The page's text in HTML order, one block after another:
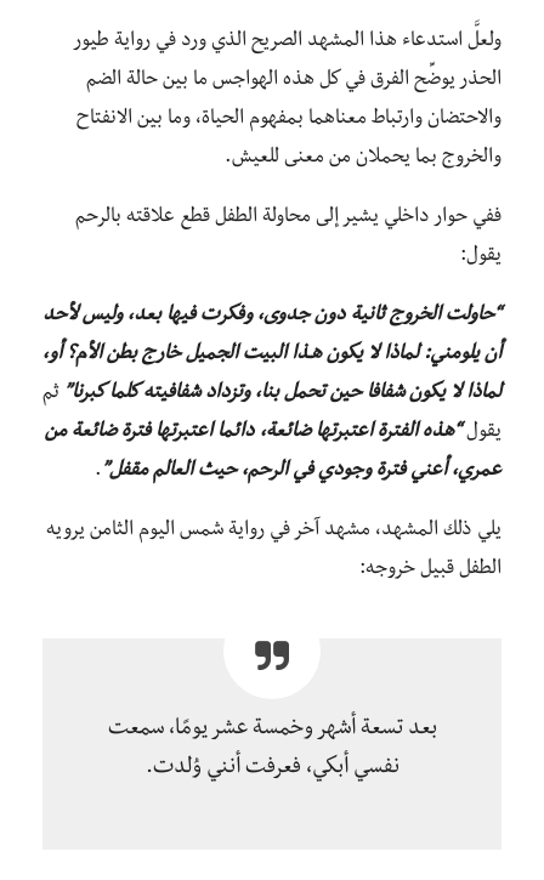
ولعلَّ استدعاء هذا المشهد الصريح الذي ورد في رواية طيور
الحذر يوضِّح الفرق في كل هذه الهواجس ما بين حالة الضم
والاحتضان وارتباط معناهما بمفهوم الحياة، وما بين الانفتاح
والخروج بما يحملان من معنى للعيش.
ففي حوار داخلي يشير إلى محاولة الطفل قطع علاقته بالرحم
يقول:
“حاولت الخروج ثانية دون جدوى، وفكرت فيها بعد، وليس لأحد
أن يلومني: لماذا لا يكون هـذا البيت الجميل خارج بطن الأم؟ أو،
لماذا لا يكون شفافا حين تحمل بنا، وتزداد شفافيته كلما كبرنا” ثم
يقول“هذه الفترة اعتبرتها ضائعة، دائما اعتبرتها فترة ضائعة من
عمري، أعني فترة وجودي في الرحم، حيث العالم مقفل” .
يلي ذلك المشهد، مشهد آخر في رواية شمس اليوم الثامن يرويه
الطفل قبيل خروجه:
بعد تسعة أشهر وخمسة عشر يومًا، سمعت
نفسي أبكي، فعرفت أنني وُلدت.